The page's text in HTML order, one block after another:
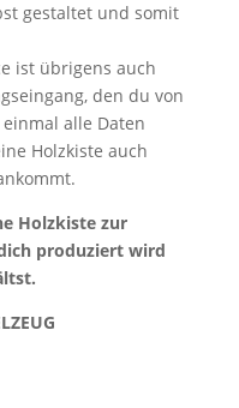
gestaltet und somit
ist übrigens auch
den du von
alle Daten
Holzkiste auch
Holzkiste zur
produziert wird